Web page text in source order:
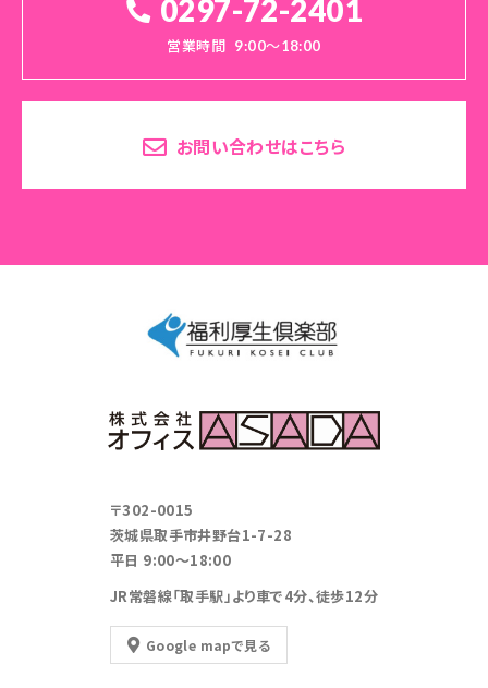
0297-72-2401
営業時間 9:00～18:00
お問い合わせはこちら
〒302-0015
茨城県取手市井野台1-7-28
平日 9:00～18:00
JR常磐線「取手駅」より車で4分、徒歩12分
Google mapで見る